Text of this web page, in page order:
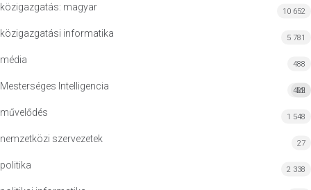
közigazgatás: magyar 10 652
közigazgatási informatika 5 781
média 488
Mesterséges Intelligencia MI
422
művelődés 1 548
nemzetközi szervezetek 27
politika 2 338